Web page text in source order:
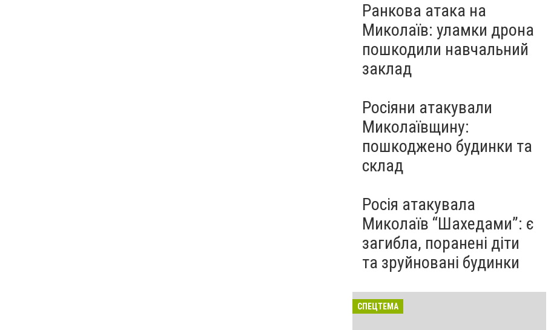
Ранкова атака на
Миколаїв: уламки дрона
пошкодили навчальний
заклад
Росіяни атакували
Миколаївщину:
пошкоджено будинки та
склад
Росія атакувала
Миколаїв “Шахедами”: є
загибла, поранені діти
та зруйновані будинки
СПЕЦТЕМА